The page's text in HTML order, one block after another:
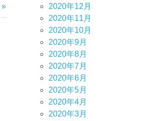
2020年12月
2020年11月
2020年10月
2020年9月
2020年8月
2020年7月
2020年6月
2020年5月
2020年4月
2020年3月